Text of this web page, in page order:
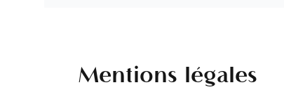
Mentions légales